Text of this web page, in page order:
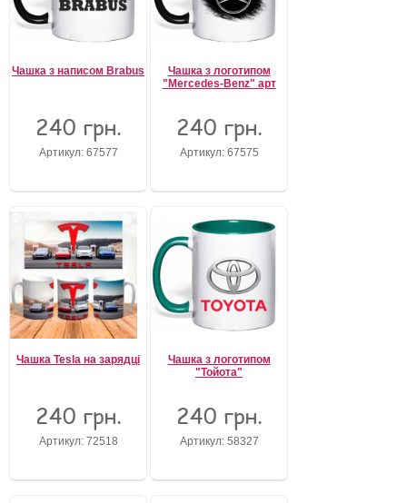
Забули свій пароль?
Забули своє Ім’я Користувача?
Чашка з написом Brabus
240 грн.
Артикул: 67577
Чашка з логотипом
"Mercedes-Benz" арт
240 грн.
Артикул: 67575
Чашка Tesla на зарядці
240 грн.
Артикул: 72518
Чашка з логотипом
"Тойотa"
240 грн.
Артикул: 58327